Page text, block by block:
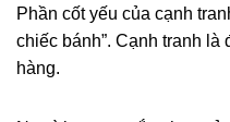
Phần cốt yếu của cạnh
chiếc bánh”. Cạnh tranh là
hàng.